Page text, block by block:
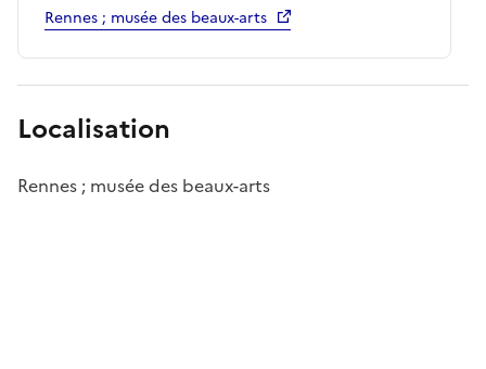
Rennes ; musée des beaux-arts
Localisation
Rennes ; musée des beaux-arts